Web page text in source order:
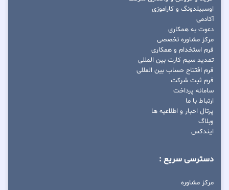
اوسبیلدونگ و کاراموزی
آکادمی
دعوت به همکاری
مرکز مشاوره تخصصی
فرم استخدام و همکاری
تمدید سیم کارت بین المللی
فرم افتتاح حساب بین المللی
فرم ثبت شرکت
سامانه پرداخت
ارتباط با ما
پرتال اخبار و اطلاعیه ها
وبلاگ
ایندکس
دسترسی سریع :
مرکز مشاوره